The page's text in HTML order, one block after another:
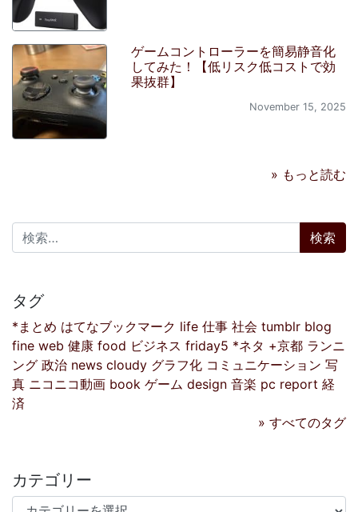
ゲームコントローラーを簡易静音化
してみた！【低リスク低コストで効
果抜群】
November 15, 2025
» もっと読む
検索:
タグ
*まとめ はてなブックマーク life 仕事 社会 tumblr blog
fine web 健康 food ビジネス friday5 *ネタ +京都 ランニ
ング 政治 news cloudy グラフ化 コミュニケーション 写
真 ニコニコ動画 book ゲーム design 音楽 pc report 経
済
» すべてのタグ
カテゴリー
カテゴリー